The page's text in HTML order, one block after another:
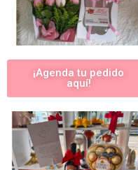
¡Agenda tu pedido
aquí!